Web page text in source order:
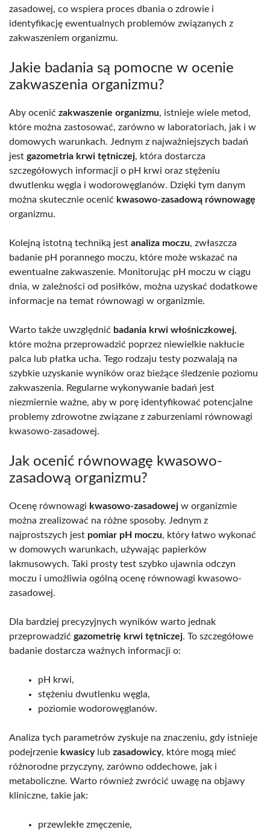
zasadowej, co wspiera proces dbania o zdrowie i
identyfikację ewentualnych problemów związanych z
zakwaszeniem organizmu.
Jakie badania są pomocne w ocenie
zakwaszenia organizmu?
Aby ocenić zakwaszenie organizmu, istnieje wiele metod,
które można zastosować, zarówno w laboratoriach, jak i w
domowych warunkach. Jednym z najważniejszych badań
jest gazometria krwi tętniczej, która dostarcza
szczegółowych informacji o pH krwi oraz stężeniu
dwutlenku węgla i wodorowęglanów. Dzięki tym danym
można skutecznie ocenić kwasowo-zasadową równowagę
organizmu.
Kolejną istotną techniką jest analiza moczu, zwłaszcza
badanie pH porannego moczu, które może wskazać na
ewentualne zakwaszenie. Monitorując pH moczu w ciągu
dnia, w zależności od posiłków, można uzyskać dodatkowe
informacje na temat równowagi w organizmie.
Warto także uwzględnić badania krwi włośniczkowej,
które można przeprowadzić poprzez niewielkie nakłucie
palca lub płatka ucha. Tego rodzaju testy pozwalają na
szybkie uzyskanie wyników oraz bieżące śledzenie poziomu
zakwaszenia. Regularne wykonywanie badań jest
niezmiernie ważne, aby w porę identyfikować potencjalne
problemy zdrowotne związane z zaburzeniami równowagi
kwasowo-zasadowej.
Jak ocenić równowagę kwasowo-
zasadową organizmu?
Ocenę równowagi kwasowo-zasadowej w organizmie
można zrealizować na różne sposoby. Jednym z
najprostszych jest pomiar pH moczu, który łatwo wykonać
w domowych warunkach, używając papierków
lakmusowych. Taki prosty test szybko ujawnia odczyn
moczu i umożliwia ogólną ocenę równowagi kwasowo-
zasadowej.
Dla bardziej precyzyjnych wyników warto jednak
przeprowadzić gazometrię krwi tętniczej. To szczegółowe
badanie dostarcza ważnych informacji o:
pH krwi,
stężeniu dwutlenku węgla,
poziomie wodorowęglanów.
Analiza tych parametrów zyskuje na znaczeniu, gdy istnieje
podejrzenie kwasicylub zasadowicy, które mogą mieć
różnorodne przyczyny, zarówno oddechowe, jak i
metaboliczne. Warto również zwrócić uwagę na objawy
kliniczne, takie jak:
przewlekłe zmęczenie,